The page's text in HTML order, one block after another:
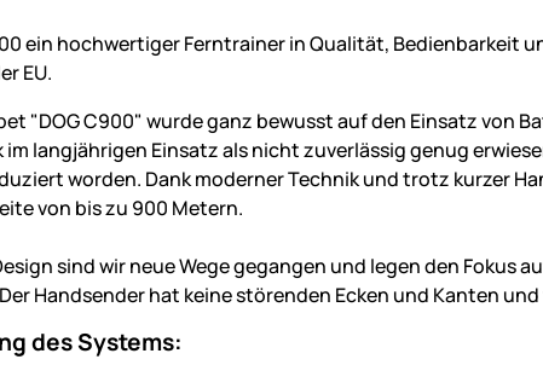
ein hochwertiger Ferntrainer in Qualität, Bedienbarkeit
EU.
"DOG C900" wurde ganz bewusst auf den Einsatz von
langjährigen Einsatz als nicht zuverlässig genug
worden. Dank moderner Technik und trotz kurzer
von bis zu 900 Metern.
sind wir neue Wege gegangen und legen den Fokus
Handsender hat keine störenden Ecken und Kanten
des Systems: